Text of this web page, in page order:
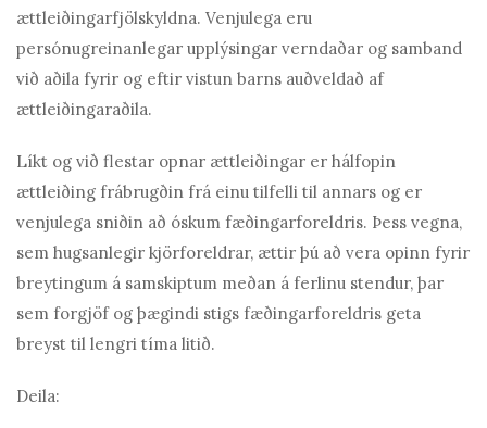
ættleiðingarfjölskyldna. Venjulega eru
persónugreinanlegar upplýsingar verndaðar og samband
við aðila fyrir og eftir vistun barns auðveldað af
ættleiðingaraðila.
Líkt og við flestar opnar ættleiðingar er hálfopin
ættleiðing frábrugðin frá einu tilfelli til annars og er
venjulega sniðin að óskum fæðingarforeldris. Þess vegna,
sem hugsanlegir kjörforeldrar, ættir þú að vera opinn fyrir
breytingum á samskiptum meðan á ferlinu stendur, þar
sem forgjöf og þægindi stigs fæðingarforeldris geta
breyst til lengri tíma litið.
Deila: